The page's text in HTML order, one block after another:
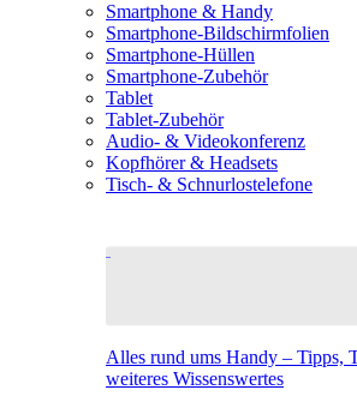
Smartphone & Handy
Smartphone-Bildschirmfolien
Smartphone-Hüllen
Smartphone-Zubehör
Tablet
Tablet-Zubehör
Audio- & Videokonferenz
Kopfhörer & Headsets
Tisch- & Schnurlostelefone
Alles rund ums Handy – Tipps,
weiteres Wissenswertes